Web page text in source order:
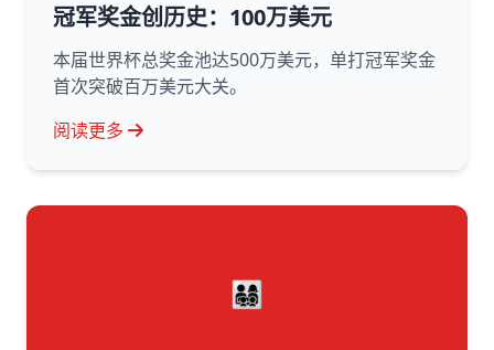
冠军奖金创历史：100万美元
本届世界杯总奖金池达500万美元，单打冠军奖金
首次突破百万美元大关。
阅读更多
👨‍👩‍👧‍👦